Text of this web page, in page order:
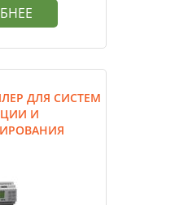
ДЛЯ СИСТЕМ
И